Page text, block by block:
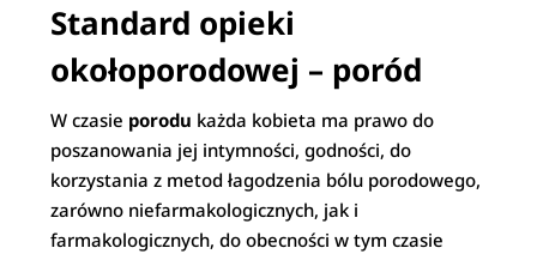
Standard opieki
okołoporodowej – poród
W czasie porodu każda kobieta ma prawo do
poszanowania jej intymności, godności, do
korzystania z metod łagodzenia bólu porodowego,
zarówno niefarmakologicznych, jak i
farmakologicznych, do obecności w tym czasie